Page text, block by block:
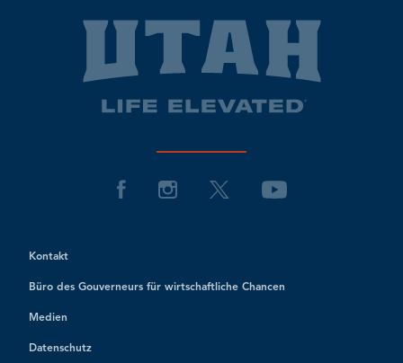
Kontakt
Büro des Gouverneurs für wirtschaftliche Chancen
Medien
Datenschutz